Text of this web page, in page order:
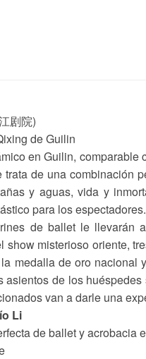
剧院)
de Guilin
en Guilin, comparable
de una combinación
y aguas, vida y
para los espectadores.
de ballet le llevarán
misterioso oriente,
medalla de oro nacional
de los
van a darle una
Li
de ballet y acrobacia